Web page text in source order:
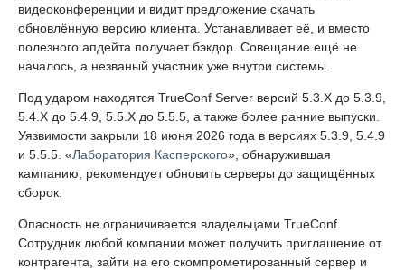
видеоконференции и видит предложение скачать
обновлённую версию клиента. Устанавливает её, и вместо
полезного апдейта получает бэкдор. Совещание ещё не
началось, а незваный участник уже внутри системы.
Под ударом находятся TrueConf Server версий 5.3.X до 5.3.9,
5.4.X до 5.4.9, 5.5.X до 5.5.5, а также более ранние выпуски.
Уязвимости закрыли 18 июня 2026 года в версиях 5.3.9, 5.4.9
и 5.5.5. «Лаборатория Касперского», обнаружившая
кампанию, рекомендует обновить серверы до защищённых
сборок.
Опасность не ограничивается владельцами TrueConf.
Сотрудник любой компании может получить приглашение от
контрагента, зайти на его скомпрометированный сервер и